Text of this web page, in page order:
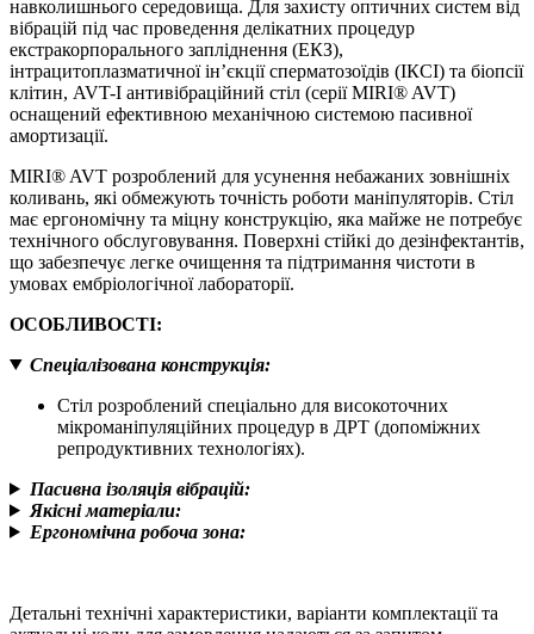
навколишнього середовища. Для захисту оптичних систем від
вібрацій під час проведення делікатних процедур
екстракорпорального запліднення (ЕКЗ),
інтрацитоплазматичної ін’єкції сперматозоїдів (ІКСІ) та біопсії
клітин, AVT-I антивібраційний стіл (серії MIRI® AVT)
оснащений ефективною механічною системою пасивної
амортизації.
MIRI® AVT розроблений для усунення небажаних зовнішніх
коливань, які обмежують точність роботи маніпуляторів. Стіл
має ергономічну та міцну конструкцію, яка майже не потребує
технічного обслуговування. Поверхні стійкі до дезінфектантів,
що забезпечує легке очищення та підтримання чистоти в
умовах ембріологічної лабораторії.
ОСОБЛИВОСТІ:
Спеціалізована конструкція:
Cтіл розроблений спеціально для високоточних
мікроманіпуляційних процедур в ДРТ (допоміжних
репродуктивних технологіях).
Пасивна ізоляція вібрацій:
Якісні матеріали:
Ергономічна робоча зона:
Детальні технічні характеристики, варіанти комплектації та